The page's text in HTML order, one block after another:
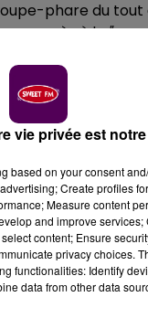
phare du
succès à la
L’Oasis, le
présentent
le titre"No
en festival au
de
on dans
vie privée est
based on your consent
Create profiles
Measure content
and improve
content; Ensure
privacy choices.
functionalities: Identify
data from other data